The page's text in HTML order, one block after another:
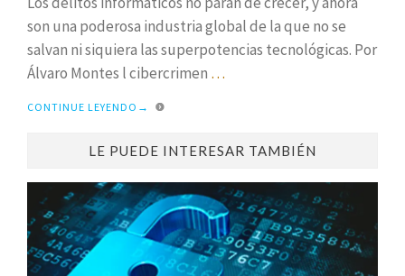
son una poderosa industria global de la que no se
salvan ni siquiera las superpotencias tecnológicas. Por
Álvaro Montes l cibercrimen …
CONTINUE LEYENDO →
LE PUEDE INTERESAR TAMBIÉN